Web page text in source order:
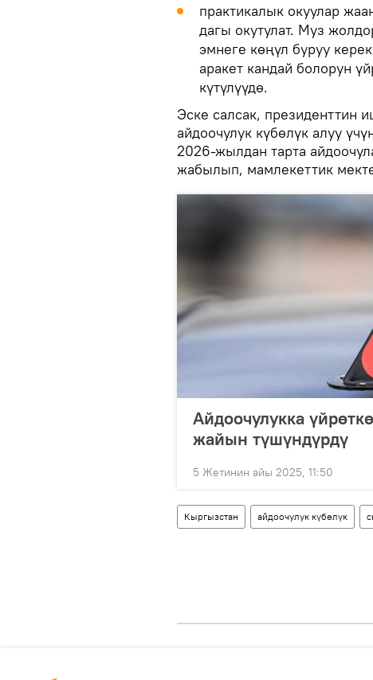
практикалык окуулар
дагы окутулат. Муз
эмнеге көңүл буруу
аракет кандай болорун
күтүлүүдө.
Эске салсак, президенттин
айдоочулук күбөлүк алуу
2026-жылдан тарта
жабылып, мамлекеттик
Айдоочулукка
жайын түшүндүрдү
5 Жетинин айы 2025, 11:50
Кыргызстан айдоочулук күбөлүк